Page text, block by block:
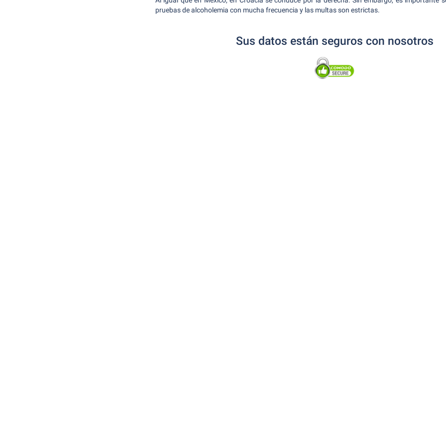
pruebas de alcoholemia con mucha frecuencia y las multas son estrictas.
Sus datos están seguros con nosotros